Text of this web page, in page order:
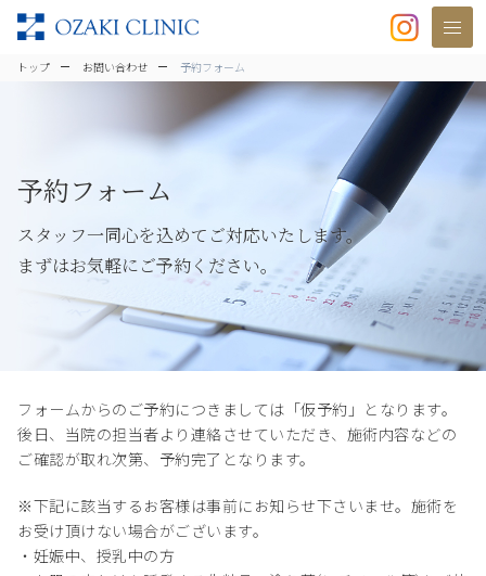
美容クリニックなら美容整形・
トップ お問い合わせ 予約フォーム
予約フォーム
スタッフ一同心を込めてご対応いたします。
まずはお気軽にご予約ください。
フォームからのご予約につきましては「仮予約」となります。
後日、当院の担当者より連絡させていただき、施術内容などの
ご確認が取れ次第、予約完了となります。
※下記に該当するお客様は事前にお知らせ下さいませ。施術を
お受け頂けない場合がございます。
・妊娠中、授乳中の方